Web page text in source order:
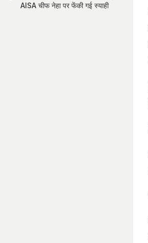
AISA चीफ नेहा पर फेंकी गई स्याही